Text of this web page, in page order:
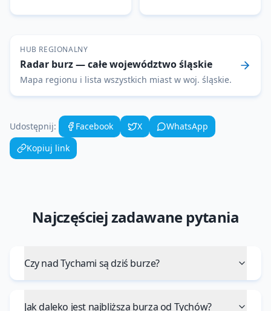
HUB REGIONALNY
Radar burz— całe województwośląskie
Mapa regionu i lista wszystkich miast w woj. śląskie.
Udostępnij: Facebook X
WhatsApp
Kopiuj link
Najczęściej zadawane pytania
Czy nad Tychami są dziś burze?
Jak daleko jest najbliższa burza od Tychów?